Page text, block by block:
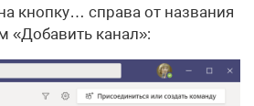
кнопку… справа от названия
«Добавить канал»: